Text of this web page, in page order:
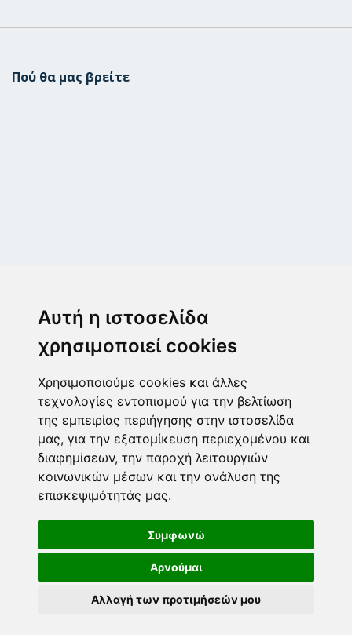
Αυτή η ιστοσελίδα
χρησιμοποιεί cookies
Χρησιμοποιούμε cookies και άλλες
τεχνολογίες εντοπισμού για την βελτίωση
της εμπειρίας περιήγησης στην ιστοσελίδα
μας, για την εξατομίκευση περιεχομένου και
διαφημίσεων, την παροχή λειτουργιών
κοινωνικών μέσων και την ανάλυση της
επισκεψιμότητάς μας.
Συμφωνώ
Αρνούμαι
Αλλαγή των προτιμήσεών μου
Πού θα μας βρείτε
2102843411
6932215191
info@paulis.gr
Ωράριο καταστήματος
Ασφαλές περιβάλλον πληρωμών
Τρόποι πληρωμής Ακολουθήστε μας
DEVELOPED BY